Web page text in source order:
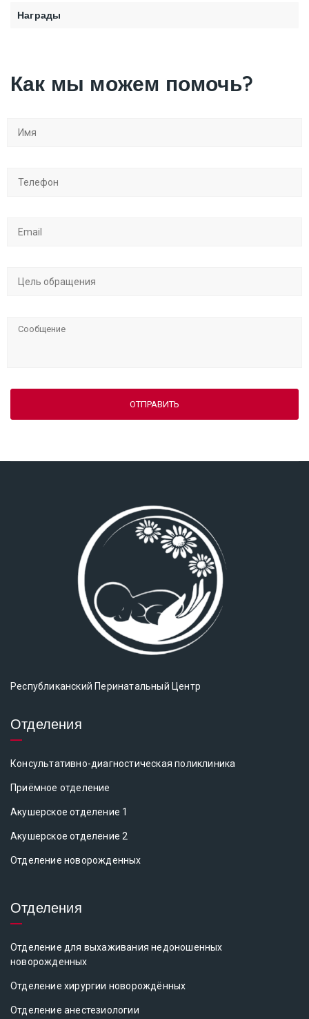
Награды
Как мы можем помочь?
ОТПРАВИТЬ
Республиканский Перинатальный Центр
Отделения
Консультативно-диагностическая поликлиника
Приёмное отделение
Акушерское отделение 1
Акушерское отделение 2
Отделение новорожденных
Отделения
Отделение для выхаживания недоношенных
новорожденных
Отделение хирургии новорождённых
Отделение анестезиологии